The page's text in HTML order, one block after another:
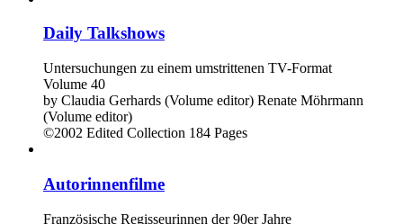
Daily Talkshows
Untersuchungen zu einem umstrittenen TV-Format
Volume 40
by Claudia Gerhards (Volume editor) Renate Möhrmann
(Volume editor)
©2002 Edited Collection 184 Pages
Autorinnenfilme
Französische Regisseurinnen der 90er Jahre